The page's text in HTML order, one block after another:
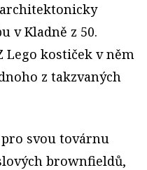
v Kladně z 50.
kostiček v něm
z takzvaných
pro svou továrnu
brownfieldů,